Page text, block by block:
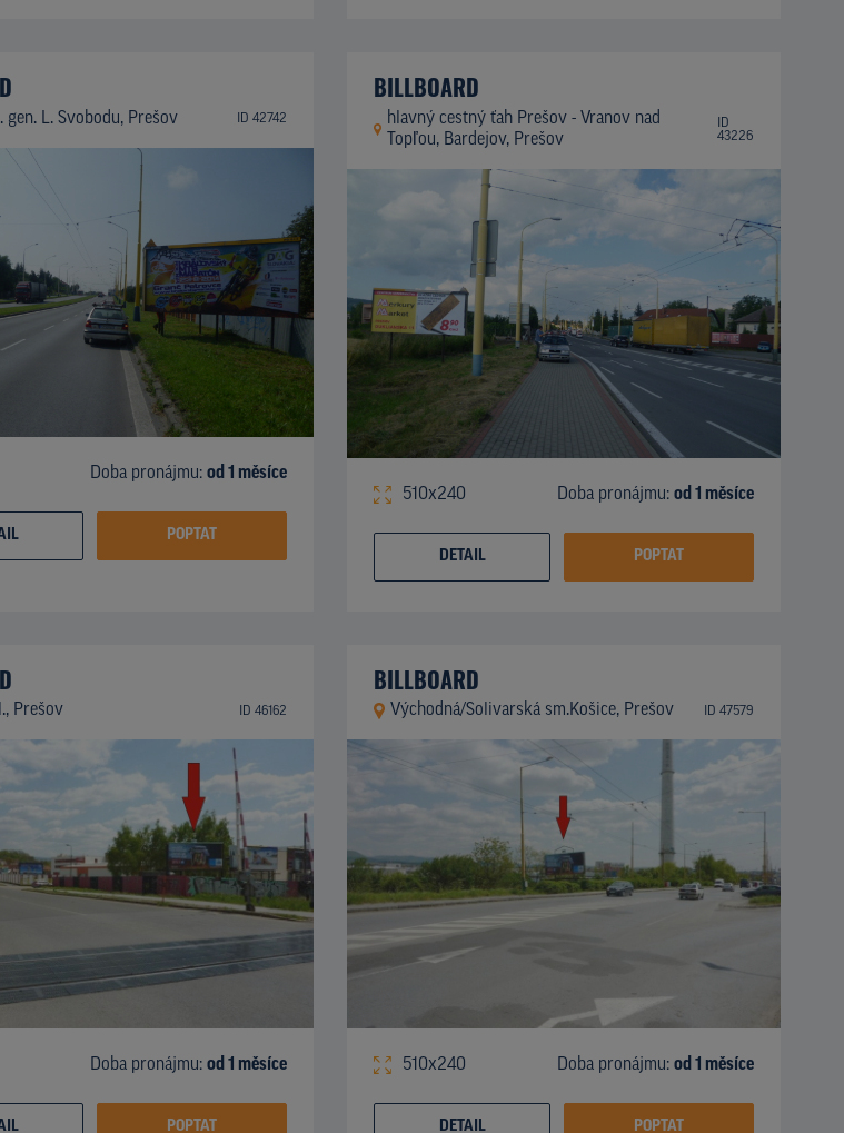
gen. L. Svobodu, Prešov ID 42742
Doba pronájmu: od 1 měsíce
POPTAT
BILLBOARD
hlavný cestný ťah Prešov - Vranov nad
Topľou, Bardejov, Prešov
ID
43226
510x240 Doba pronájmu: od 1 měsíce
DETAIL POPTAT
Prešov ID 46162
Doba pronájmu: od 1 měsíce
POPTAT
BILLBOARD
Východná/Solivarská sm.Košice, Prešov ID 47579
510x240 Doba pronájmu: od 1 měsíce
DETAIL POPTAT